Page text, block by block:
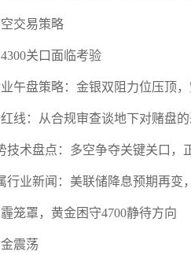
交易策略
关口面临考验
午盘策略：金银双阻力位压顶
线：从合规审查谈地下对赌盘
技术盘点：多空争夺关键关口，
行业新闻：美联储降息预期再变
笼罩，黄金困守4700静待方向
震荡